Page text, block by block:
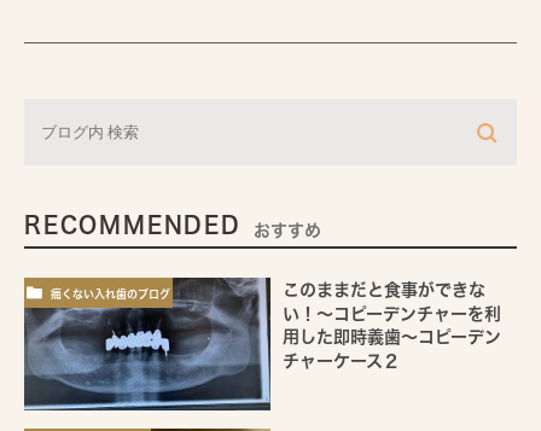
RECOMMENDED おすすめ
痛くない入れ歯のブログ
このままだと食事ができな
い！～コピーデンチャーを利
用した即時義歯～コピーデン
チャーケース２